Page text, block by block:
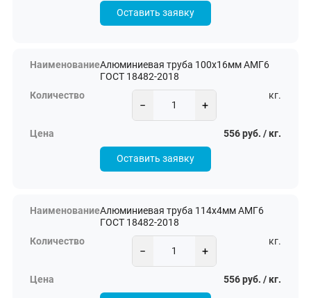
Оставить заявку
Алюминиевая труба 100х16мм АМГ6
ГОСТ 18482-2018
− +
кг.
556 руб. / кг.
Оставить заявку
Алюминиевая труба 114х4мм АМГ6
ГОСТ 18482-2018
− +
кг.
556 руб. / кг.